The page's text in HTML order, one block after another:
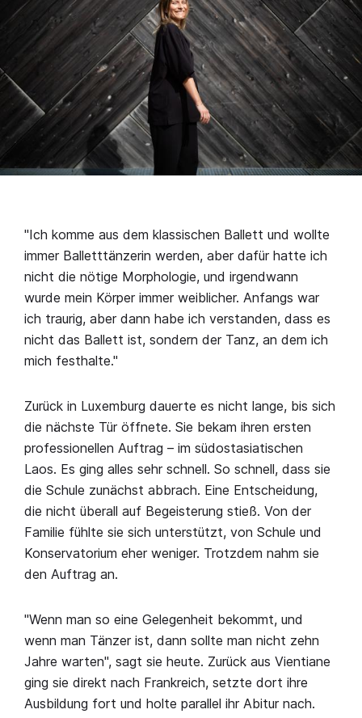
"Ich komme aus dem klassischen Ballett und wollte
immer Balletttänzerin werden, aber dafür hatte ich
nicht die nötige Morphologie, und irgendwann
wurde mein Körper immer weiblicher. Anfangs war
ich traurig, aber dann habe ich verstanden, dass es
nicht das Ballett ist, sondern der Tanz, an dem ich
mich festhalte."
Zurück in Luxemburg dauerte es nicht lange, bis sich
die nächste Tür öffnete. Sie bekam ihren ersten
professionellen Auftrag – im südostasiatischen
Laos. Es ging alles sehr schnell. So schnell, dass sie
die Schule zunächst abbrach. Eine Entscheidung,
die nicht überall auf Begeisterung stieß. Von der
Familie fühlte sie sich unterstützt, von Schule und
Konservatorium eher weniger. Trotzdem nahm sie
den Auftrag an.
"Wenn man so eine Gelegenheit bekommt, und
wenn man Tänzer ist, dann sollte man nicht zehn
Jahre warten", sagt sie heute. Zurück aus Vientiane
ging sie direkt nach Frankreich, setzte dort ihre
Ausbildung fort und holte parallel ihr Abitur nach.